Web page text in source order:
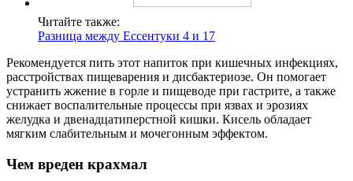
Читайте также:
Разница между Ессентуки 4 и 17
Рекомендуется пить этот напиток при кишечных инфекциях,
расстройствах пищеварения и дисбактериозе. Он помогает
устранить жжение в горле и пищеводе при гастрите, а также
снижает воспалительные процессы при язвах и эрозиях
желудка и двенадцатиперстной кишки. Кисель обладает
мягким слабительным и мочегонным эффектом.
Чем вреден крахмал